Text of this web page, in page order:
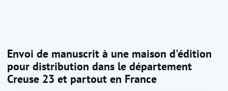
Envoi de manuscrit à une maison d'édition
pour distribution dans le département
Creuse 23 et partout en France